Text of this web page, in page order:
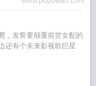
，发誓要颠覆前世女配的
还有个未来影视歌巨星